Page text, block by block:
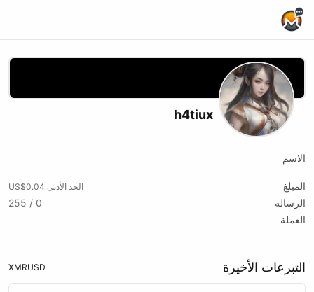
h4tiux
الاسم
المبلغ الحد الأدنى US$0.04
الرسالة
0 / 255
العملة
التبرعات الأخيرة USD
XMR